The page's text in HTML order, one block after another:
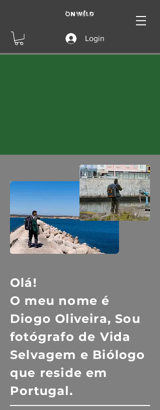
Login
Olá!
O meu nome é
Diogo Oliveira, Sou
fotógrafo de Vida
Selvagem e Biólogo
que reside em
Portugal.